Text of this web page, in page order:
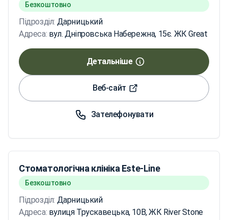
Безкоштовно
Підрозділ: Дарницький
Адреса: вул. Дніпровська Набережна, 15є. ЖК Great
Детальніше
Веб-сайт
Зателефонувати
Стоматологічна клініка Este-Line
Безкоштовно
Підрозділ: Дарницький
Адреса: вулиця Трускавецька, 10В, ЖК River Stone